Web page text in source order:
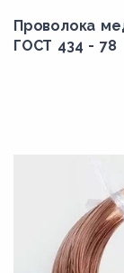
Проволока
ГОСТ 434 - 78